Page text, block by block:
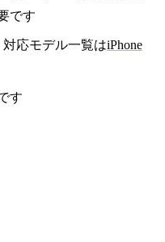
です
対応モデル一覧はiPhone
す